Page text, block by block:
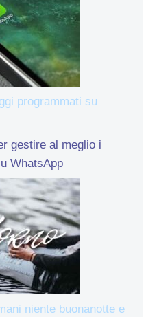
programmati su
gestire al meglio i
WhatsApp
niente buonanotte e